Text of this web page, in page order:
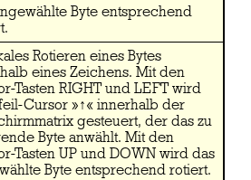
Byte entsprechend
Rotieren eines Bytes
eines Zeichens. Mit den
Tasten RIGHT und LEFT wird
Cursor »↑« innerhalb der
gesteuert, der das zu
Byte anwählt. Mit den
Tasten UP und DOWN wird das
Byte entsprechend rotiert.